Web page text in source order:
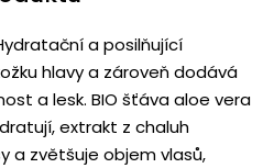
a posilňující
hlavy a zároveň dodává
a lesk. BIO šťáva aloe vera
extrakt z chaluh
a zvětšuje objem vlasů,